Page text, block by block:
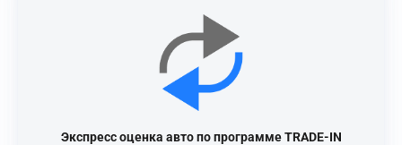
Экспресс оценка авто по программе TRADE-IN